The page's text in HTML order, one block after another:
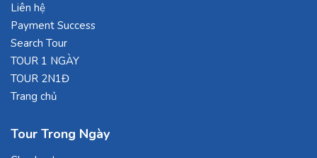
Liên hệ
Payment Success
Search Tour
TOUR 1 NGÀY
TOUR 2N1Đ
Trang chủ
Tour Trong Ngày